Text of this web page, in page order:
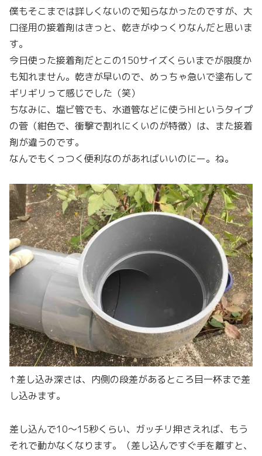
僕もそこまでは詳しくないので知らなかったのですが、大
口径用の接着剤はきっと、乾きがゆっくりなんだと思いま
す。
今日使った接着剤だとこの150サイズくらいまでが限度か
も知れません。乾きが早いので、めっちゃ急いで塗布して
ギリギリって感じでした（笑）
ちなみに、塩ビ管でも、水道管などに使うHIというタイプ
の菅（紺色で、衝撃で割れにくいのが特徴）は、また接着
剤が違うのです。
なんでもくっつく便利なのがあればいいのにー。ね。
↑差し込み深さは、内側の段差があるところ目一杯まで差
し込みます。
差し込んで10〜15秒くらい、ガッチリ押さえれば、もう
それで動かなくなります。（差し込んですぐ手を離すと、